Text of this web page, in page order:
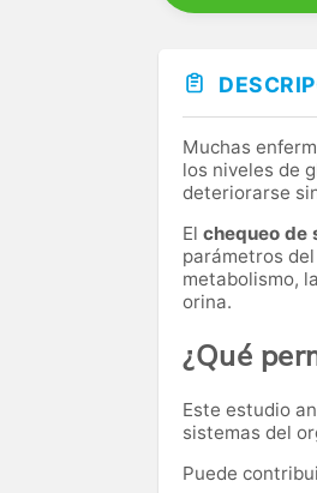
Muchas
los niveles de
deteriorarse
El chequeo de
parámetros
metabolismo,
orina.
¿Qué
Este estudio
sistemas del
Puede